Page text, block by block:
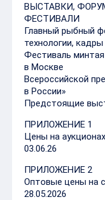
ВЫСТАВКИ,
ФЕСТИВАЛИ
Главный рыбный
технологии,
Фестиваль
в Москве
Всероссийской
в России»
Предстоящие
ПРИЛОЖЕНИЕ 1
Цены на
03.06.26
ПРИЛОЖЕНИЕ 2
Оптовые цены на
28.05.2026